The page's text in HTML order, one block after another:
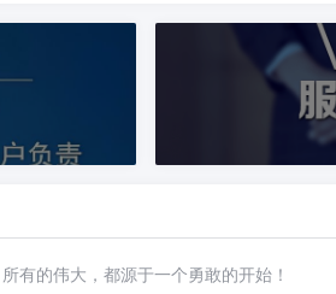
所有的伟大，都源于一个勇敢的开始！